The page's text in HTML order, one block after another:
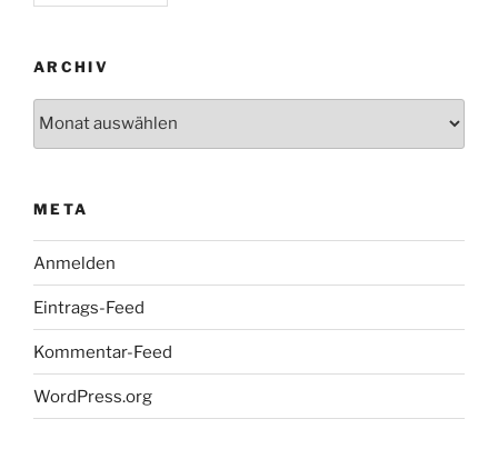
ARCHIV
META
Anmelden
Eintrags-Feed
Kommentar-Feed
WordPress.org